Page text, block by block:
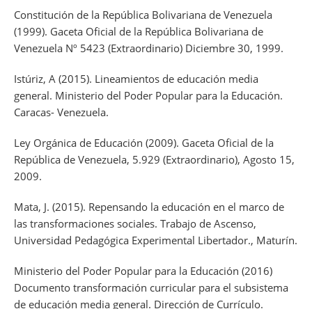
Constitución de la República Bolivariana de Venezuela
(1999). Gaceta Oficial de la República Bolivariana de
Venezuela Nº 5423 (Extraordinario) Diciembre 30, 1999.
Istúriz, A (2015). Lineamientos de educación media
general. Ministerio del Poder Popular para la Educación.
Caracas- Venezuela.
Ley Orgánica de Educación (2009). Gaceta Oficial de la
República de Venezuela, 5.929 (Extraordinario), Agosto 15,
2009.
Mata, J. (2015). Repensando la educación en el marco de
las transformaciones sociales. Trabajo de Ascenso,
Universidad Pedagógica Experimental Libertador., Maturín.
Ministerio del Poder Popular para la Educación (2016)
Documento transformación curricular para el subsistema
de educación media general. Dirección de Currículo.